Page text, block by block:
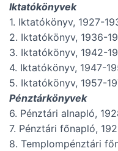
Iktatókönyvek
1. Iktatókönyv, 1927-
2. Iktatókönyv, 1936-
3. Iktatókönyv, 1942-
4. Iktatókönyv, 1947-
5. Iktatókönyv, 1957-
Pénztárkönyvek
6. Pénztári alnapló,
7. Pénztári főnapló,
8. Templompénztári